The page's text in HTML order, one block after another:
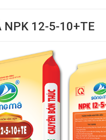
NPK 12-5-10+TE